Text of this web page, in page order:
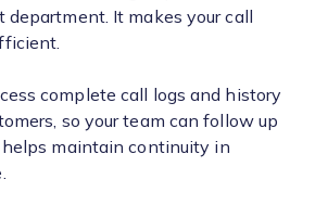
It makes your call
complete call logs and history
so your team can follow up
maintain continuity in